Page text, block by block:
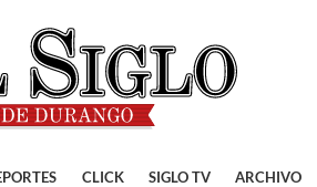
CLICK SIGLO TV ARCHIVO